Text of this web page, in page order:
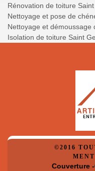
Rénovation de toiture
Nettoyage et pose de
Nettoyage et
Isolation de toiture Saint
©2016
Couverture